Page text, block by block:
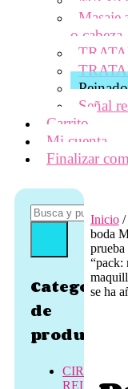
Masaje
o cabeza
Señal
Carrito
Mi cuenta
Finalizar
Inicio/
boda
“pack:
se ha
Categorías
de
producto
CIRCUITOS
RELAX